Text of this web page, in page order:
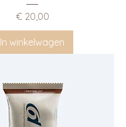
Prijs
€ 20,00
In winkelwagen